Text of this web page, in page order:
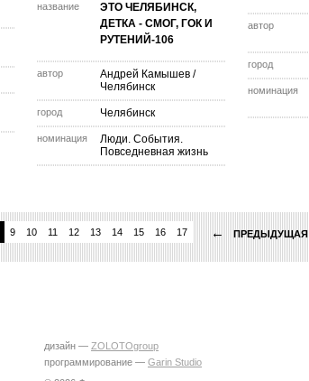
название
ЭТО ЧЕЛЯБИНСК,
ДЕТКА - СМОГ, ГОК И
РУТЕНИЙ-106
автор Андрей Камышев /
Челябинск
город Челябинск
номинация
Люди. События.
Повседневная жизнь
автор
город
номинация
9 10 11 12 13 14 15 16 17 ← ПРЕДЫДУЩАЯ
дизайн — ZOLOTOgroup
программирование — Garin Studio